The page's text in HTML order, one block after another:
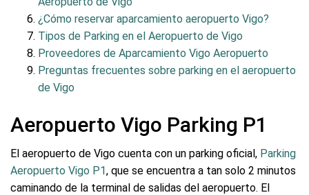
¿Cómo reservar aparcamiento aeropuerto Vigo?
Tipos de Parking en el Aeropuerto de Vigo
Proveedores de Aparcamiento Vigo Aeropuerto
Preguntas frecuentes sobre parking en el aeropuerto
de Vigo
Aeropuerto Vigo Parking P1
El aeropuerto de Vigo cuenta con un parking oficial, Parking
Aeropuerto Vigo P1, que se encuentra a tan solo 2 minutos
caminando de la terminal de salidas del aeropuerto. El